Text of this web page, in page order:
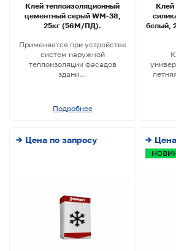
Клей теплоизоляционный
цементный серый WM-38,
25кг (56М/ПД).
Применяется при устройстве
систем наружной
теплоизоляции фасадов
здани...
Подробнее
Клей
белый,
→ Цена по запросу →